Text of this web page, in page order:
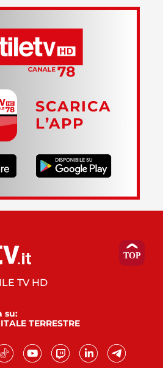
SCARICA
L’APP
TV HD
su:
TERRESTRE